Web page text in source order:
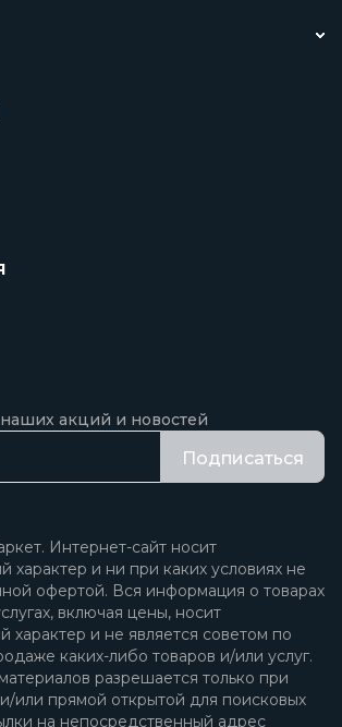
акций и новостей
Подписаться
Интернет-сайт носит
характер и ни при каких условиях не
офертой. Вся информация о товарах
включая цены, носит
характер и не является советом по
каких-либо товаров и/или услуг.
разрешается только при
или прямой открытой для поисковых
на непосредственный адрес